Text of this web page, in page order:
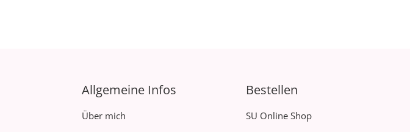
Allgemeine Infos
Über mich
Bestellen
SU Online Shop